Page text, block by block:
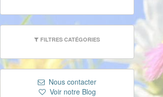
FILTRES CATÉGORIES
Nous contacter
Voir notre Blog